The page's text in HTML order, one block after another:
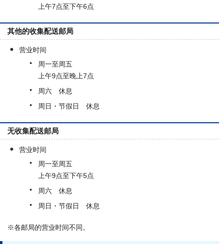
上午7点至下午6点
其他的收集配送邮局
营业时间
周一至周五
上午9点至晚上7点
周六 休息
周日・节假日 休息
无收集配送邮局
营业时间
周一至周五
上午9点至下午5点
周六 休息
周日・节假日 休息
※各邮局的营业时间不同。